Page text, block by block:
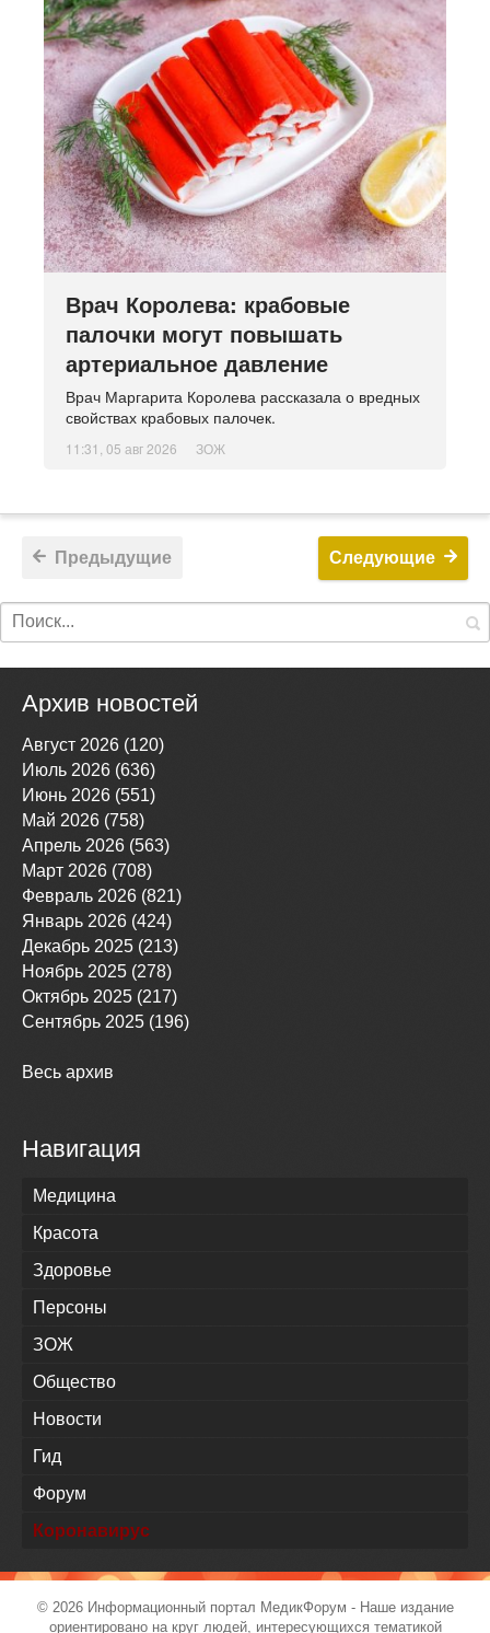
Врач Королева: крабовые
палочки могут повышать
артериальное давление
Врач Маргарита Королева рассказала о вредных
свойствах крабовых палочек.
11:31, 05 авг 2026 ЗОЖ
Предыдущие Следующие
Архив новостей
Август 2026 (120)
Июль 2026 (636)
Июнь 2026 (551)
Май 2026 (758)
Апрель 2026 (563)
Март 2026 (708)
Февраль 2026 (821)
Январь 2026 (424)
Декабрь 2025 (213)
Ноябрь 2025 (278)
Октябрь 2025 (217)
Сентябрь 2025 (196)
Весь архив
Навигация
Медицина
Красота
Здоровье
Персоны
ЗОЖ
Общество
Новости
Гид
Форум
Коронавирус
© 2026 Информационный портал МедикФорум - Наше издание
ориентировано на круг людей, интересующихся тематикой